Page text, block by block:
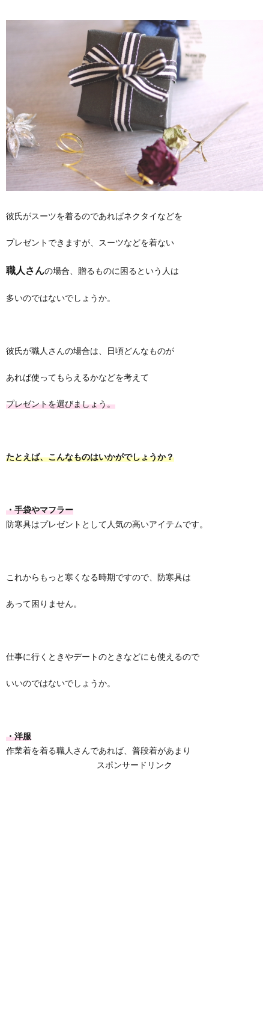
彼氏がスーツを着るのであればネクタイなどを
プレゼントできますが、スーツなどを着ない
職人さんの場合、贈るものに困るという人は
多いのではないでしょうか。
彼氏が職人さんの場合は、日頃どんなものが
あれば使ってもらえるかなどを考えて
プレゼントを選びましょう。
たとえば、こんなものはいかがでしょうか？
・手袋やマフラー
防寒具はプレゼントとして人気の高いアイテムです。
これからもっと寒くなる時期ですので、防寒具は
あって困りません。
仕事に行くときやデートのときなどにも使えるので
いいのではないでしょうか。
・洋服
作業着を着る職人さんであれば、普段着があまり
スポンサードリンク